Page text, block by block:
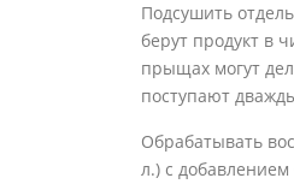
Подсушить
берут продукт в
прыщах могут
поступают
Обрабатывать
л.) с